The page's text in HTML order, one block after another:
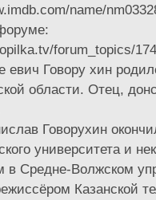
name/
forum_topics/
евич Говору хин
области. Отец,
Говорухин
университета и
в Средне-Волжском
Казанской